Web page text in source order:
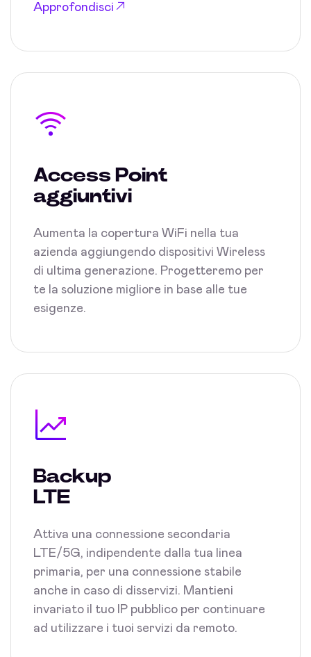
Approfondisci
Access Point
aggiuntivi
Aumenta la copertura WiFi nella tua
azienda aggiungendo dispositivi Wireless
di ultima generazione. Progetteremo per
te la soluzione migliore in base alle tue
esigenze.
Backup
LTE
Attiva una connessione secondaria
LTE/5G, indipendente dalla tua linea
primaria, per una connessione stabile
anche in caso di disservizi. Mantieni
invariato il tuo IP pubblico per continuare
ad utilizzare i tuoi servizi da remoto.